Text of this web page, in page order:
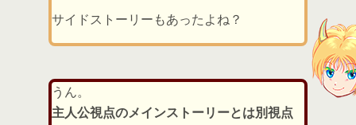
サイドストーリーもあったよね？
うん。
主人公視点のメインストーリーとは別視点